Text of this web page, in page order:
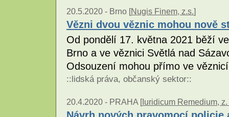
20.5.2020 - Brno [Nugis Finem, z.s.]
Vězni dvou věznic mohou nově
Od pondělí 17. května 2021 běží
Brno a ve věznici Světlá nad
Odsouzení mohou přímo ve
:: lidská práva, občanský sektor::
20.4.2020 - PRAHA [Iuridicum Remedium, z.